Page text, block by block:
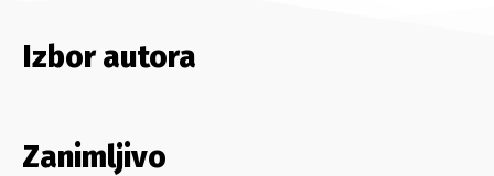
Izbor autora
Zanimljivo